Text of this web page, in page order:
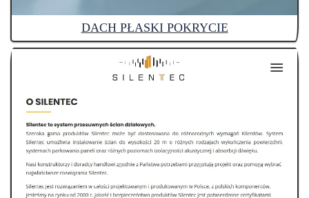
DACH PŁASKI POKRYCIE